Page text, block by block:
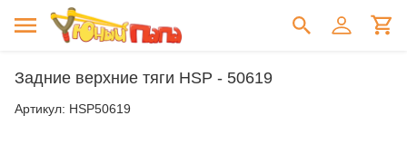
Задние верхние тяги HSP - 50619
Артикул: HSP50619